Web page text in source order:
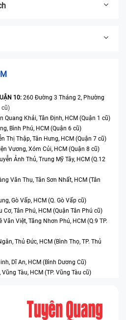
10: 260 Đường 3 Tháng 2, Phường
cũ)
Quang Khải, Tân Định, HCM (Quận 1 cũ)
Bình Phú, HCM (Quận 6 cũ)
Thị Thập, Tân Hưng, HCM (Quận 7 cũ)
Vương, Xóm Củi, HCM (Quận 8 cũ)
Ảnh Thủ, Trung Mỹ Tây, HCM (Q.12
Văn Thụ, Tân Sơn Nhất, HCM (Tân
Gò Vấp, HCM (Q. Gò Vấp cũ)
Cơ, Tân Phú, HCM (Quận Tân Phú cũ)
Văn Việt, Tăng Nhơn Phú, HCM (Q.9 TP.
Thủ Đức, HCM (Bình Thọ, TP. Thủ
Dĩ An, HCM (Bình Dương Cũ)
Vũng Tàu, HCM (TP. Vũng Tàu cũ)